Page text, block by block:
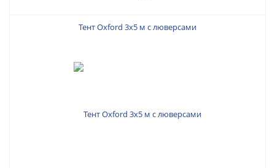
Тент Oxford 3х5 м с люверсами